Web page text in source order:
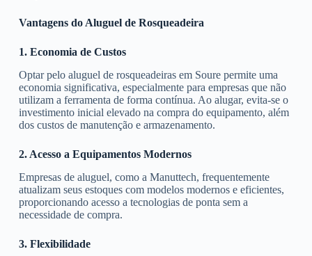
Vantagens do Aluguel de Rosqueadeira
1. Economia de Custos
Optar pelo aluguel de rosqueadeiras em Soure permite uma
economia significativa, especialmente para empresas que não
utilizam a ferramenta de forma contínua. Ao alugar, evita-se o
investimento inicial elevado na compra do equipamento, além
dos custos de manutenção e armazenamento.
2. Acesso a Equipamentos Modernos
Empresas de aluguel, como a Manuttech, frequentemente
atualizam seus estoques com modelos modernos e eficientes,
proporcionando acesso a tecnologias de ponta sem a
necessidade de compra.
3. Flexibilidade